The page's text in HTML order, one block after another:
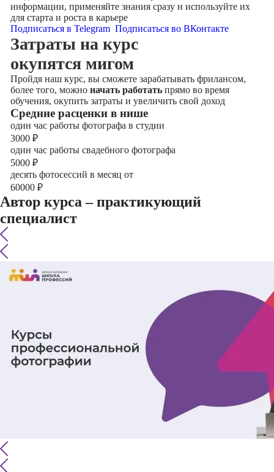
информации, применяйте знания сразу и используйте их
для старта и роста в карьере
Подписаться в Telegram Подписаться во ВКонтакте
Затраты на курс
окупятся мигом
Пройдя наш курс, вы сможете зарабатывать фрилансом,
более того, можно начать работатьпрямо во время
обучения, окупить затраты и увеличить свой доход
Cредние расценки в нише
один час работы фотографа в студии
3000 ₽
один час работы свадебного фотографа
5000 ₽
десять фотосессий в месяц от
60000 ₽
Автор курса – практикующий
специалист